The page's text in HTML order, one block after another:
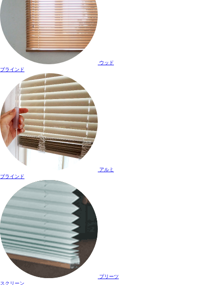
ウッド
ブラインド
アルミ
ブラインド
プリーツ
スクリーン